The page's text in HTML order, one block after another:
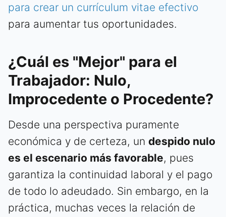
para crear un currículum vitae efectivo
para aumentar tus oportunidades.
¿Cuál es "Mejor" para el
Trabajador: Nulo,
Improcedente o Procedente?
Desde una perspectiva puramente
económica y de certeza, un despido nulo
es el escenario más favorable, pues
garantiza la continuidad laboral y el pago
de todo lo adeudado. Sin embargo, en la
práctica, muchas veces la relación de